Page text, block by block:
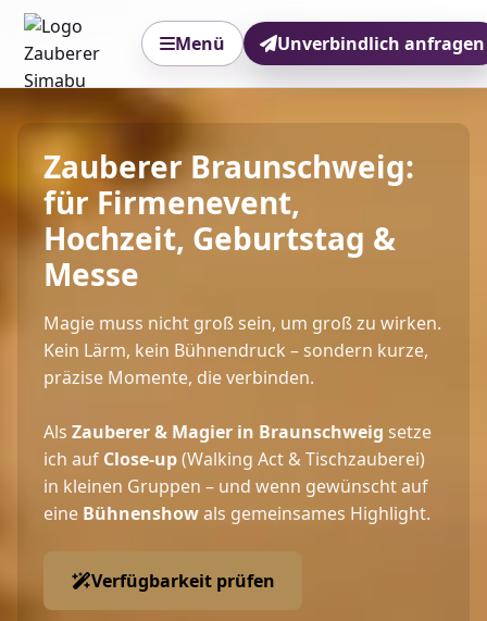
Menü Unverbindlich anfragen
Zauberer Braunschweig:
für Firmenevent,
Hochzeit, Geburtstag &
Messe
Magie muss nicht groß sein, um groß zu wirken.
Kein Lärm, kein Bühnendruck – sondern kurze,
präzise Momente, die verbinden.
Als Zauberer & Magier in Braunschweig setze
ich auf Close-up(Walking Act & Tischzauberei)
in kleinen Gruppen – und wenn gewünscht auf
eine Bühnenshowals gemeinsames Highlight.
Verfügbarkeit prüfen